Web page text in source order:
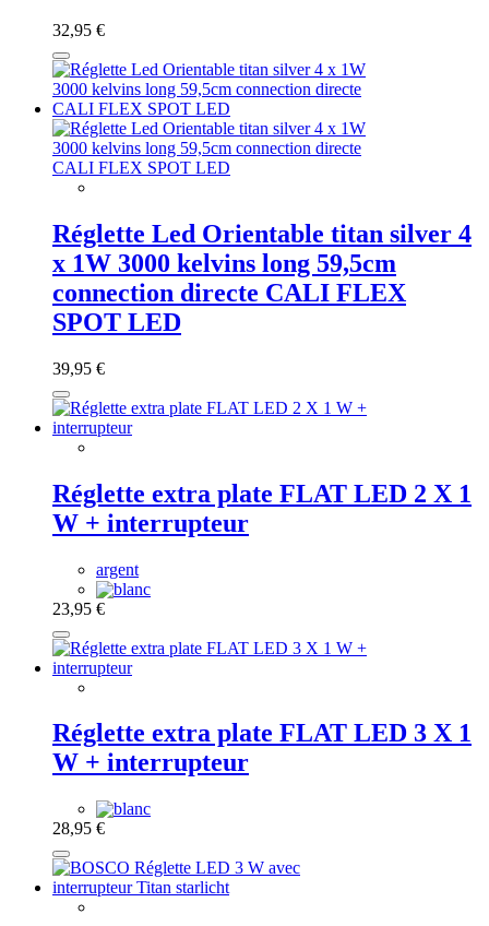
32,95 €
Réglette Led Orientable titan silver 4
x 1W 3000 kelvins long 59,5cm
connection directe CALI FLEX
SPOT LED
39,95 €
Réglette extra plate FLAT LED 2 X 1
W + interrupteur
argent
23,95 €
Réglette extra plate FLAT LED 3 X 1
W + interrupteur
28,95 €